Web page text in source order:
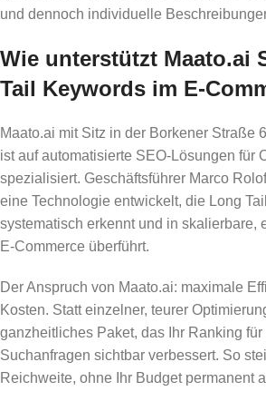
und dennoch individuelle
Wie unterstützt Maato.ai
Tail Keywords im E-
Maato.ai mit Sitz in der Borkener Straße
ist auf automatisierte SEO-Lösungen für
spezialisiert. Geschäftsführer Marco
eine Technologie entwickelt, die Long
systematisch erkennt und in skalierbare,
E-Commerce überführt.
Der Anspruch von Maato.ai: maximale
Kosten. Statt einzelner, teurer
ganzheitliches Paket, das Ihr Ranking für
Suchanfragen sichtbar verbessert. So
Reichweite, ohne Ihr Budget permanent